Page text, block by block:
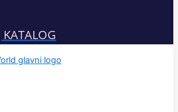
KATALOG